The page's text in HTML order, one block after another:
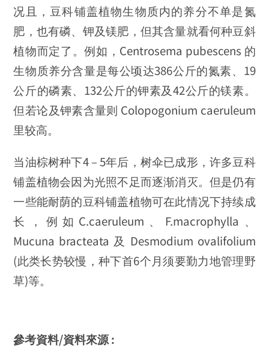
况且，豆科铺盖植物生物质内的养分不单是氮
肥，也有磷、钾及镁肥，但其含量就看何种豆斜
植物而定了。例如，Centrosema pubescens 的
生物质养分含量是每公顷达386公斤的氮素、19
公斤的磷素、132公斤的钾素及42公斤的镁素。
但若论及钾素含量则 Colopogonium caeruleum
里较高。
当油棕树种下4 – 5年后，树伞已成形，许多豆科
铺盖植物会因为光照不足而逐渐消灭。但是仍有
一些能耐荫的豆科铺盖植物可在此情况下持续成
长，例如C.caeruleum、F.macrophylla、
Mucuna bracteata 及 Desmodium ovalifolium
(此类长势较慢，种下首6个月须要勤力地管理野
草)等。
參考資料/資料來源 :